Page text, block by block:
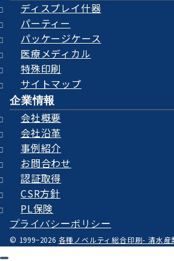
ディスプレイ什器
パーティー
パッケージケース
医療メディカル
特殊印刷
サイトマップ
企業情報
会社概要
会社沿革
事例紹介
お問合わせ
認証取得
CSR方針
PL保険
プライバシーポリシー
© 1999−2026 各種ノベルティ総合印刷- 清水産